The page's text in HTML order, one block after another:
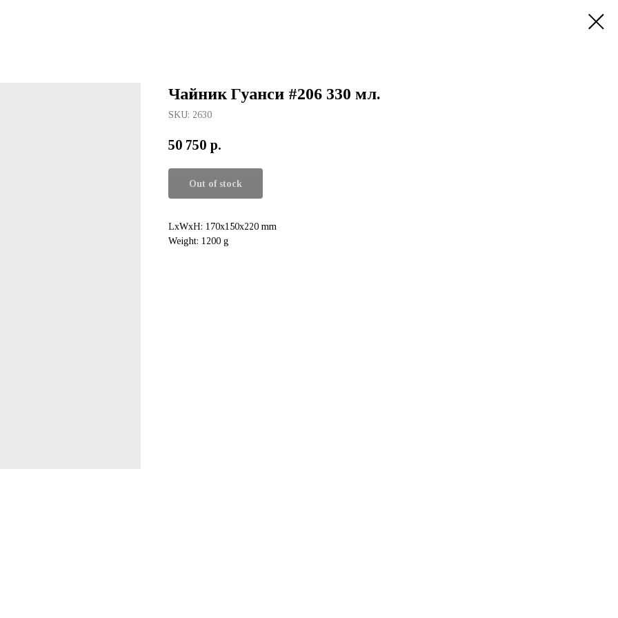
Чайник Гуанси #206 330 мл.
SKU: 2630
50 750 р.
Out of stock
LxWxH: 170x150x220 mm
Weight: 1200 g